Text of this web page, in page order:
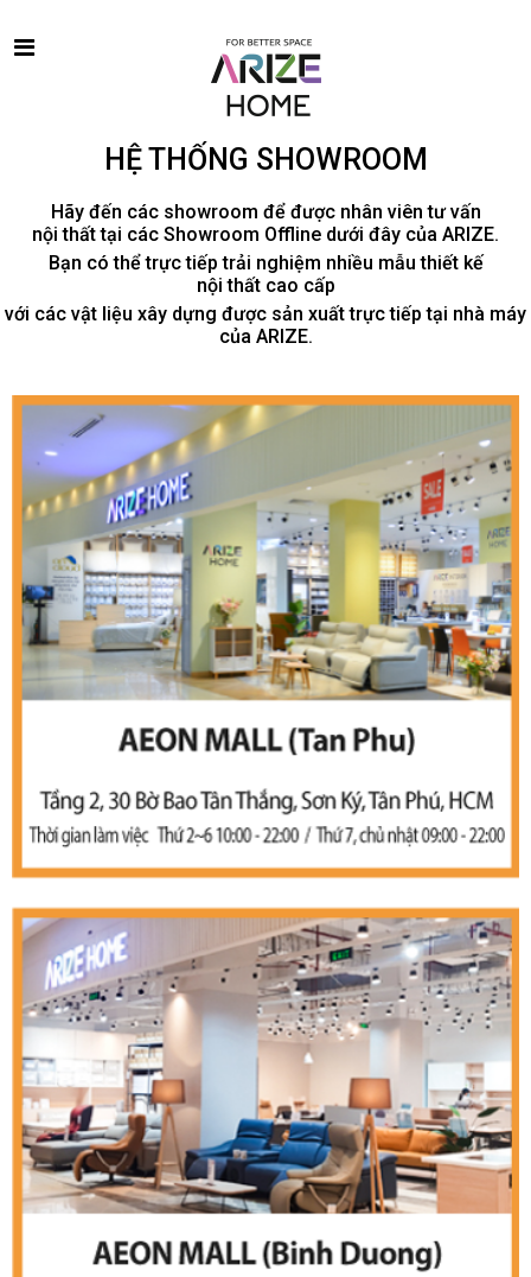
HỆ THỐNG SHOWROOM
Hãy đến các showroom để được nhân viên tư vấn
nội thất tại các Showroom Offline dưới đây của ARIZE.
Bạn có thể trực tiếp trải nghiệm nhiều mẫu thiết kế
nội thất cao cấp
với các vật liệu xây dựng được sản xuất trực tiếp tại nhà máy
của ARIZE.